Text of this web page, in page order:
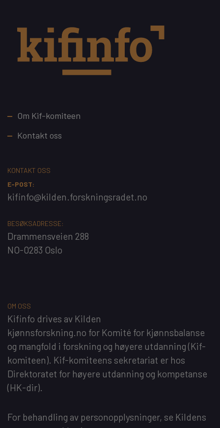
Footer
Om Kif-komiteen
Kontakt oss
KONTAKT OSS
E-POST:
kifinfo@kilden.forskningsradet.no
BESØKSADRESSE:
Drammensveien 288
NO-0283 Oslo
OM OSS
Kifinfo drives av Kilden
kjønnsforskning.no for Komité for kjønnsbalanse
og mangfold i forskning og høyere utdanning(Kif-
komiteen). Kif-komiteens sekretariat er hos
Direktoratet for høyere utdanning og kompetanse
(HK-dir).
For behandling av personopplysninger, se Kildens